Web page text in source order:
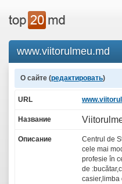
www.viitorulmeu.md
О сайте (редактировать)
URL
Название
Описание
Centrul de
cele mai
profesie în
de